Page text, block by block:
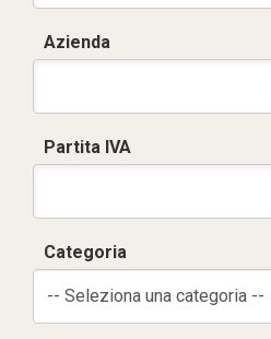
Azienda
Partita IVA
Categoria
-- Seleziona una categoria --